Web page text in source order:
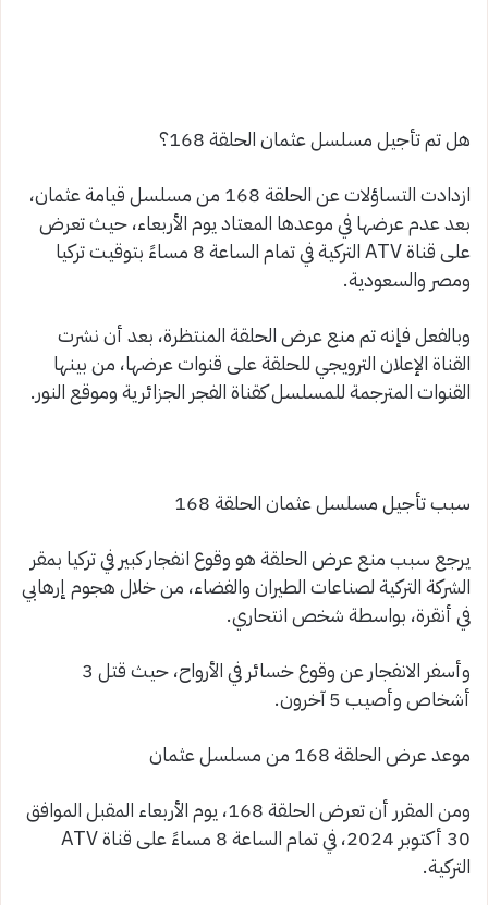
هل تم تأجيل مسلسل عثمان الحلقة 168؟
ازدادت التساؤلات عن الحلقة 168 من مسلسل قيامة عثمان،
بعد عدم عرضها في موعدها المعتاد يوم الأربعاء، حيث تعرض
على قناة ATV التركية في تمام الساعة 8 مساءً بتوقيت تركيا
ومصر والسعودية.
وبالفعل فإنه تم منع عرض الحلقة المنتظرة، بعد أن نشرت
القناة الإعلان الترويجي للحلقة على قنوات عرضها، من بينها
القنوات المترجمة للمسلسل كقناة الفجر الجزائرية وموقع النور.
سبب تأجيل مسلسل عثمان الحلقة 168
يرجع سبب منع عرض الحلقة هو وقوع انفجار كبير في تركيا بمقر
الشركة التركية لصناعات الطيران والفضاء، من خلال هجوم إرهابي
في أنقرة، بواسطة شخص انتحاري.
وأسفر الانفجار عن وقوع خسائر في الأرواح، حيث قتل 3
أشخاص وأصيب 5 آخرون.
موعد عرض الحلقة 168 من مسلسل عثمان
ومن المقرر أن تعرض الحلقة 168، يوم الأربعاء المقبل الموافق
30 أكتوبر 2024، في تمام الساعة 8 مساءً على قناة ATV
التركية.